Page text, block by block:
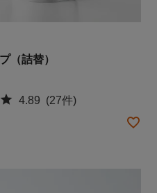
（詰替）
4.89 (27件)